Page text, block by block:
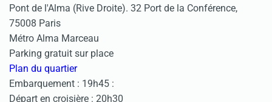
Pont de l'Alma (Rive Droite). 32 Port de la Conférence,
75008 Paris
Métro Alma Marceau
Parking gratuit sur place
Plan du quartier
Embarquement : 19h45 :
Départ en croisière : 20h30